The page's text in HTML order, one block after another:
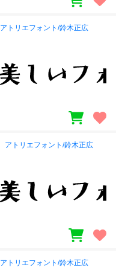
アトリエフォント/鈴木正広
アトリエフォント/鈴木正広
アトリエフォント/鈴木正広